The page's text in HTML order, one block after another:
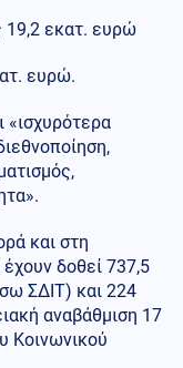
19,2 εκατ. ευρώ
ευρώ.
και στη
δοθεί 737,5
ΣΔΙΤ) και 224
αναβάθμιση 17
Κοινωνικού